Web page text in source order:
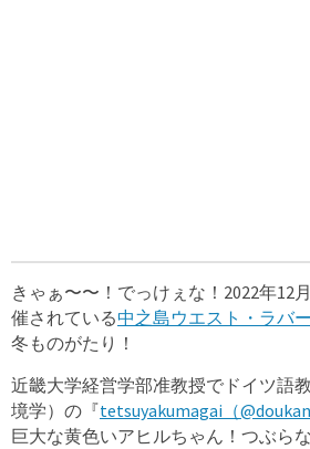
きゃぁ〜〜！でっけぇな！2022年12
催されている中之島ウエスト・ラバ
冬ものがたり！
近畿大学経営学部准教授でドイツ語
境学）の『tetsuyakumagai（
巨大な黄色いアヒルちゃん！つぶら